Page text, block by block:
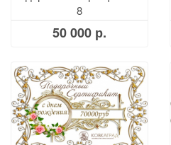
8
50 000 р.